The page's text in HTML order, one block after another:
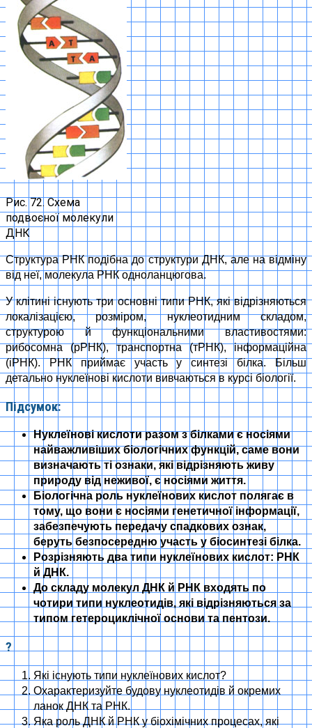
Рис. 72. Схема
подвоєної молекули
ДНК
Структура РНК подібна до структури ДНК, але на відміну
від неї, молекула РНК одноланцюгова.
У клітині існують три основні типи РНК, які відрізняються
локалізацією, розміром, нуклеотидним складом,
структурою й функціональними властивостями:
рибосомна (рРНК), транспортна (тРНК), інформаційна
(іРНК). РНК приймає участь у синтезі білка. Більш
детально нуклеїнові кислоти вивчаються в курсі біології.
Підсумок:
Нуклеїнові кислоти разом з білками є носіями
найважливіших біологічних функцій, саме вони
визначають ті ознаки, які відрізняють живу
природу від неживої, є носіями життя.
Біологічна роль нуклеїнових кислот полягає в
тому, що вони є носіями генетичної інформації,
забезпечують передачу спадкових ознак,
беруть безпосередню участь у біосинтезі білка.
Розрізняють два типи нуклеїнових кислот: РНК
й ДНК.
До складу молекул ДНК й РНК входять по
чотири типи нуклеотидів, які відрізняються за
типом гетероциклічної основи та пентози.
?
Які існують типи нуклеїнових кислот?
Охарактеризуйте будову нуклеотидів й окремих
ланок ДНК та РНК.
Яка роль ДНК й РНК у біохімічних процесах, які